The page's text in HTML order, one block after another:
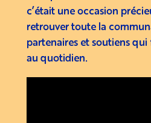
c’était une occasion
retrouver toute la
partenaires et soutiens
au quotidien.